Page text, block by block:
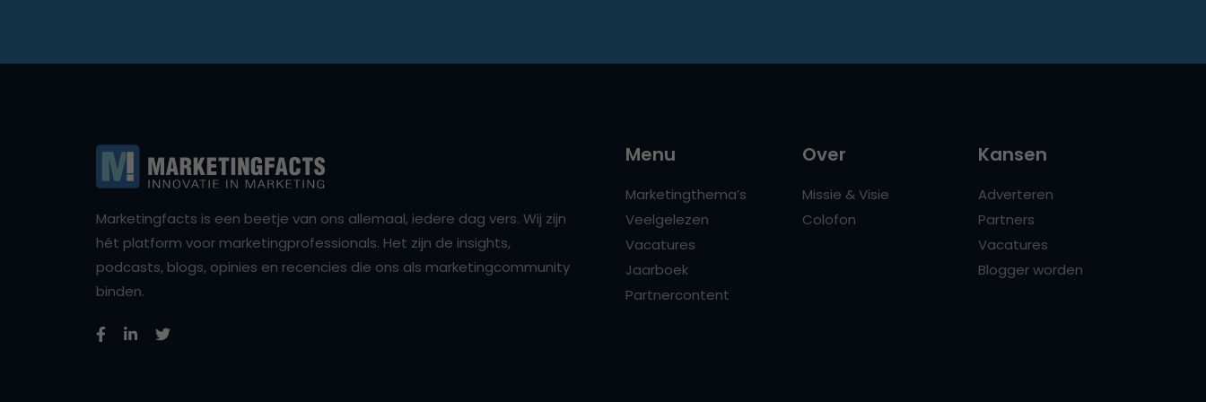
Marketingfacts is een beetje van ons allemaal, iedere dag vers. Wij zijn
hét platform voor marketingprofessionals. Het zijn de insights,
podcasts, blogs, opinies en recencies die ons als marketingcommunity
binden.
Menu
Marketingthema’s
Veelgelezen
Vacatures
Jaarboek
Partnercontent
Over
Missie & Visie
Colofon
Kansen
Adverteren
Partners
Vacatures
Blogger worden